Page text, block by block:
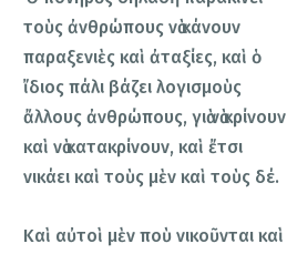
τοὺς ἀνθρώπους νὰ κάνουν
παραξενιὲς καὶ ἀταξίες, καὶ ὁ
ἴδιος πάλι βάζει λογισμοὺς
ἄλλους ἀνθρώπους, γιὰ νὰ κρίνουν
καὶ νὰ κατακρίνουν, καὶ ἔτσι
νικάει καὶ τοὺς μὲν καὶ τοὺς δέ.
Καὶ αὐτοὶ μὲν ποὺ νικοῦνται καὶ